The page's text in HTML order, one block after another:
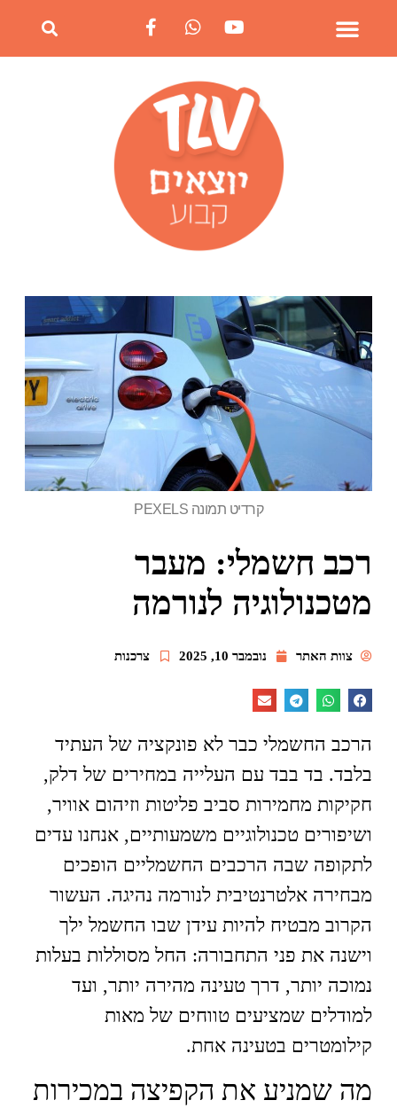
קרדיט תמונה PEXELS
רכב חשמלי: מעבר
מטכנולוגיה לנורמה
צוות האתר נובמבר 10, 2025 צרכנות
הרכב החשמלי כבר לא פונקציה של העתיד
בלבד. בד בבד עם העלייה במחירים של דלק,
חקיקות מחמירות סביב פליטות וזיהום אוויר,
ושיפורים טכנולוגיים משמעותיים, אנחנו עדים
לתקופה שבה הרכבים החשמליים הופכים
מבחירה אלטרנטיבית לנורמה נהיגה. העשור
הקרוב מבטיח להיות עידן שבו החשמל ילך
וישנה את פני התחבורה: החל מסוללות בעלות
נמוכה יותר, דרך טעינה מהירה יותר, ועד
למודלים שמציעים טווחים של מאות
קילומטרים בטעינה אחת.
מה שמניע את הקפיצה במכירות